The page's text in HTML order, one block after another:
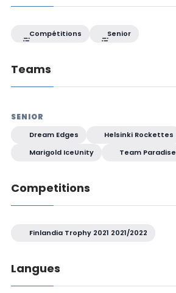
Compétitions Senior
Teams
SENIOR
Dream Edges Helsinki Rockettes
Marigold IceUnity
Team Paradise
Competitions
Finlandia Trophy 2021 2021/2022
Langues